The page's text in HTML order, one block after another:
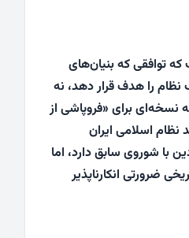
توافقی که بنیان‌های
را هدف قرار دهد، نه
برای «فروپاشی از
اسلامی ایران
با شوروی سابق دارد، اما
ضرورتی انکارناپذیر